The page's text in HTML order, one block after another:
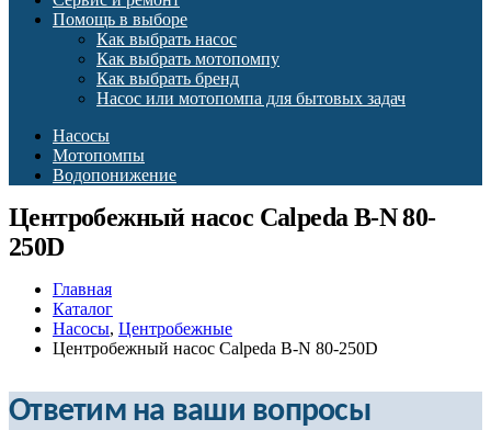
Помощь в выборе
Как выбрать насос
Как выбрать мотопомпу
Как выбрать бренд
Насос или мотопомпа для бытовых задач
Насосы
Мотопомпы
Водопонижение
Центробежный насос Calpeda B-N 80-
250D
Главная
Каталог
Насосы, Центробежные
Центробежный насос Calpeda B-N 80-250D
Ответим на ваши вопросы